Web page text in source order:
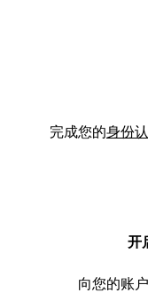
完成您的身份
开
向您的账